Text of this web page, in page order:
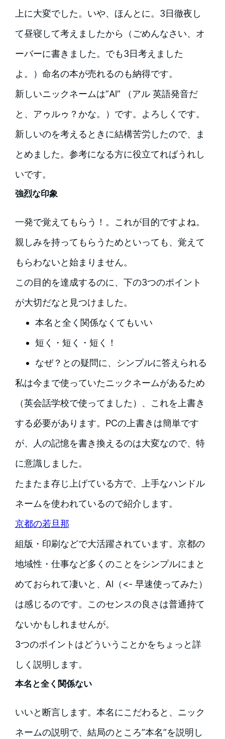
上に大変でした。いや、ほんとに。3日徹夜し
て昼寝して考えましたから（ごめんなさい、オ
ーバーに書きました。でも3日考えました
よ。）命名の本が売れるのも納得です。
新しいニックネームは”Al” （アル 英語発音だ
と、アゥルゥ？かな。）です。よろしくです。
新しいのを考えるときに結構苦労したので、ま
とめました。参考になる方に役立てればうれし
いです。
強烈な印象
一発で覚えてもらう！。これが目的ですよね。
親しみを持ってもらうためといっても、覚えて
もらわないと始まりません。
この目的を達成するのに、下の3つのポイント
が大切だなと見つけました。
本名と全く関係なくてもいい
短く・短く・短く！
なぜ？との疑問に、シンプルに答えられる
私は今まで使っていたニックネームがあるため
（英会話学校で使ってました）、これを上書き
する必要があります。PCの上書きは簡単です
が、人の記憶を書き換えるのは大変なので、特
に意識しました。
たまたま存じ上げている方で、上手なハンドル
ネームを使われているので紹介します。
京都の若旦那
組版・印刷などで大活躍されています。京都の
地域性・仕事など多くのことをシンプルにまと
めておられて凄いと、Al（<- 早速使ってみた）
は感じるのです。このセンスの良さは普通持て
ないかもしれませんが。
3つのポイントはどういうことかをちょっと詳
しく説明します。
本名と全く関係ない
いいと断言します。本名にこだわると、ニック
ネームの説明で、結局のところ”本名”を説明し